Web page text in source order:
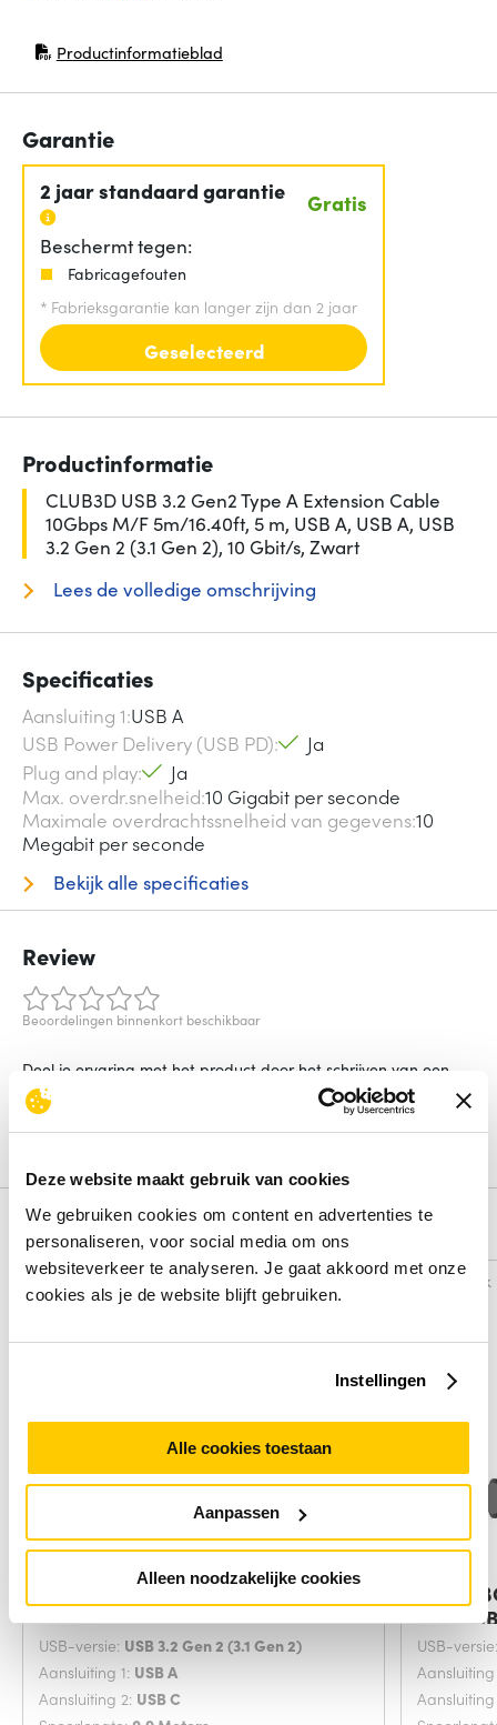
Deze website maakt gebruik van cookies
We gebruiken cookies om content en advertenties te
personaliseren, voor social media om ons
websiteverkeer te analyseren. Je gaat akkoord met onze
cookies als je de website blijft gebruiken.
Instellingen
Alle cookies toestaan
Aanpassen
Alleen noodzakelijke cookies
Productinformatieblad
(opent in nieuw venster)
Garantie
2 jaar standaard garantie Gratis
Beschermt tegen:
Fabricagefouten
* Fabrieksgarantie kan langer zijn dan 2 jaar
Geselecteerd
Productinformatie
CLUB3D USB 3.2 Gen2 Type A Extension Cable
10Gbps M/F 5m/16.40ft, 5 m, USB A, USB A, USB
3.2 Gen 2 (3.1 Gen 2), 10 Gbit/s, Zwart
Lees de volledige omschrijving
Specificaties
Aansluiting 1 USB A
USB Power Delivery (USB PD)
Ja
Plug and play
Ja
Max. overdr.snelheid 10 Gigabit per seconde
Maximale overdrachtssnelheid van gegevens10
Megabit per seconde
Bekijk alle specificaties
Review
Beoordelingen binnenkort beschikbaar
Deel je ervaring met het product door het schrijven van een
review.
Schrijf een review
Alternatieven
Vergelijk
Belkin USB-A - USB-C, 0.9m USB-
kabel USB
USB-versie: USB 3.2 Gen 2 (3.1 Gen 2)
Aansluiting 1: USB A
Aansluiting 2: USB C
Vergelijk
Belkin
Flex
USB-